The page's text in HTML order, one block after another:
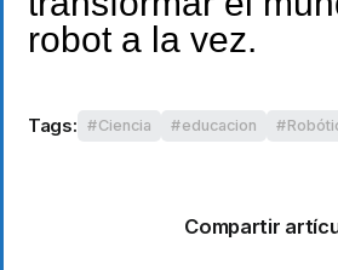
robot a la vez.
Tags: Ciencia educacion
Compartir